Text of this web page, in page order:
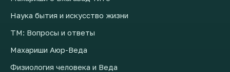
Наука бытия и искусство жизни
ТМ: Вопросы и ответы
Махариши Аюр-Веда
Физиология человека и Веда